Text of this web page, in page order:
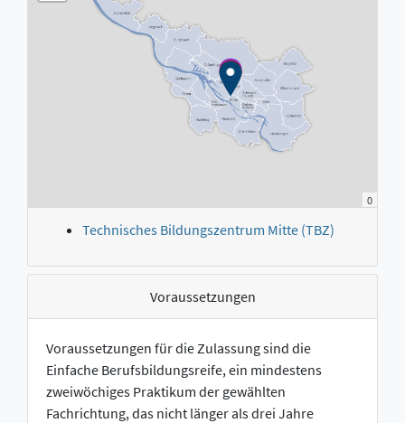
0
Technisches Bildungszentrum Mitte (TBZ)
Voraussetzungen
Voraussetzungen für die Zulassung sind die
Einfache Berufsbildungsreife, ein mindestens
zweiwöchiges Praktikum der gewählten
Fachrichtung, das nicht länger als drei Jahre